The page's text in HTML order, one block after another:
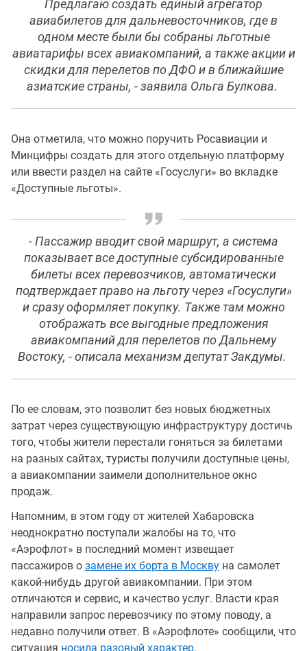
Предлагаю создать единый агрегатор
авиабилетов для дальневосточников, где в
одном месте были бы собраны льготные
авиатарифы всех авиакомпаний, а также акции и
скидки для перелетов по ДФО и в ближайшие
азиатские страны, - заявила Ольга Булкова.
Она отметила, что можно поручить Росавиации и
Минцифры создать для этого отдельную платформу
или ввести раздел на сайте «Госуслуги» во вкладке
«Доступные льготы».
- Пассажир вводит свой маршрут, а система
показывает все доступные субсидированные
билеты всех перевозчиков, автоматически
подтверждает право на льготу через «Госуслуги»
и сразу оформляет покупку. Также там можно
отображать все выгодные предложения
авиакомпаний для перелетов по Дальнему
Востоку, - описала механизм депутат Закдумы.
По ее словам, это позволит без новых бюджетных
затрат через существующую инфраструктуру достичь
того, чтобы жители перестали гоняться за билетами
на разных сайтах, туристы получили доступные цены,
а авиакомпании заимели дополнительное окно
продаж.
Напомним, в этом году от жителей Хабаровска
неоднократно поступали жалобы на то, что
«Аэрофлот» в последний момент извещает
пассажиров о замене их борта в Москву на самолет
какой-нибудь другой авиакомпании. При этом
отличаются и сервис, и качество услуг. Власти края
направили запрос перевозчику по этому поводу, а
недавно получили ответ. В «Аэрофлоте» сообщили, что
ситуация носила разовый характер.